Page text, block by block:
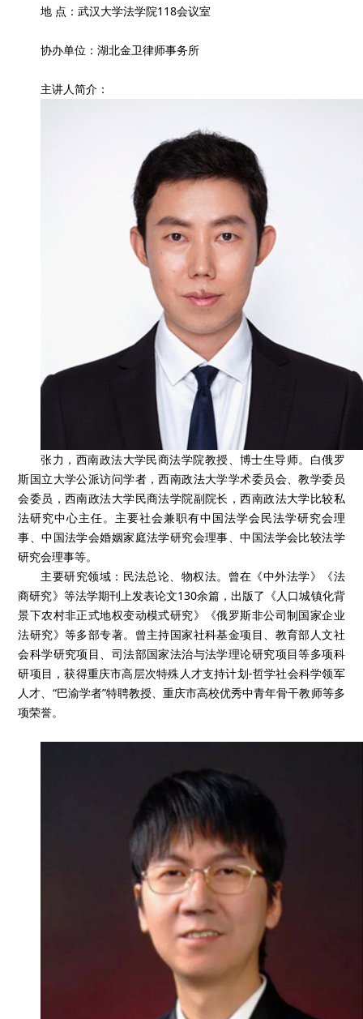
地 点：武汉大学法学院118会议室
协办单位：湖北金卫律师事务所
主讲人简介：
张力，西南政法大学民商法学院教授、博士生导师。白俄罗
斯国立大学公派访问学者，西南政法大学学术委员会、教学委员
会委员，西南政法大学民商法学院副院长，西南政法大学比较私
法研究中心主任。主要社会兼职有中国法学会民法学研究会理
事、中国法学会婚姻家庭法学研究会理事、中国法学会比较法学
研究会理事等。
主要研究领域：民法总论、物权法。曾在《中外法学》《法
商研究》等法学期刊上发表论文130余篇，出版了《人口城镇化背
景下农村非正式地权变动模式研究》《俄罗斯非公司制国家企业
法研究》等多部专著。曾主持国家社科基金项目、教育部人文社
会科学研究项目、司法部国家法治与法学理论研究项目等多项科
研项目，获得重庆市高层次特殊人才支持计划-哲学社会科学领军
人才、“巴渝学者”特聘教授、重庆市高校优秀中青年骨干教师等多
项荣誉。